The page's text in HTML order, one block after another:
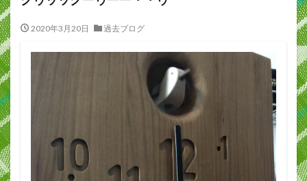
2020年3月20日 過去ブログ